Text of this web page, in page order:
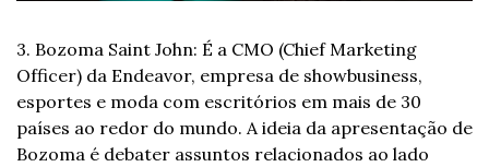
3. Bozoma Saint John: É a CMO (Chief Marketing
Officer) da Endeavor, empresa de showbusiness,
esportes e moda com escritórios em mais de 30
países ao redor do mundo. A ideia da apresentação de
Bozoma é debater assuntos relacionados ao lado